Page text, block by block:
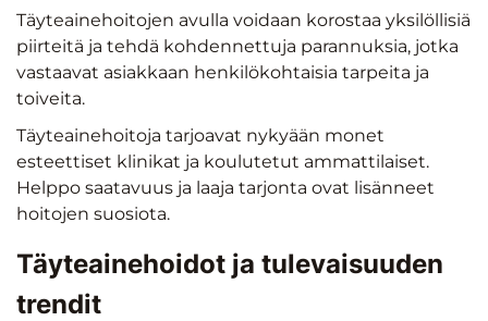
Täyteainehoitojen avulla voidaan korostaa yksilöllisiä
piirteitä ja tehdä kohdennettuja parannuksia, jotka
vastaavat asiakkaan henkilökohtaisia tarpeita ja
toiveita.
Täyteainehoitoja tarjoavat nykyään monet
esteettiset klinikat ja koulutetut ammattilaiset.
Helppo saatavuus ja laaja tarjonta ovat lisänneet
hoitojen suosiota.
Täyteainehoidot ja tulevaisuuden
trendit